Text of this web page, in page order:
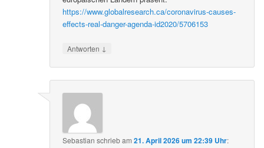
https://www.globalresearch.ca/coronavirus-causes-
effects-real-danger-agenda-id2020/5706153
Antworten ↓
Sebastian schriebam21. April 2026 um 22:39 Uhr: